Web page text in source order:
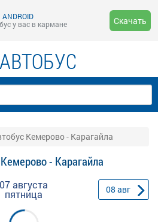
у вас в кармане
Скачать
Кемерово - Карагайла
- Карагайла
07 августа
пятница 08 авг